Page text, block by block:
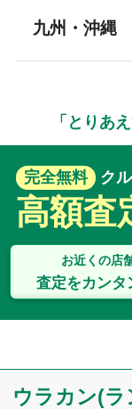
九州・沖縄
「とりあ
完全無料 ク
高額査
お近くの店
査定をカンタ
ウラカン(ラ